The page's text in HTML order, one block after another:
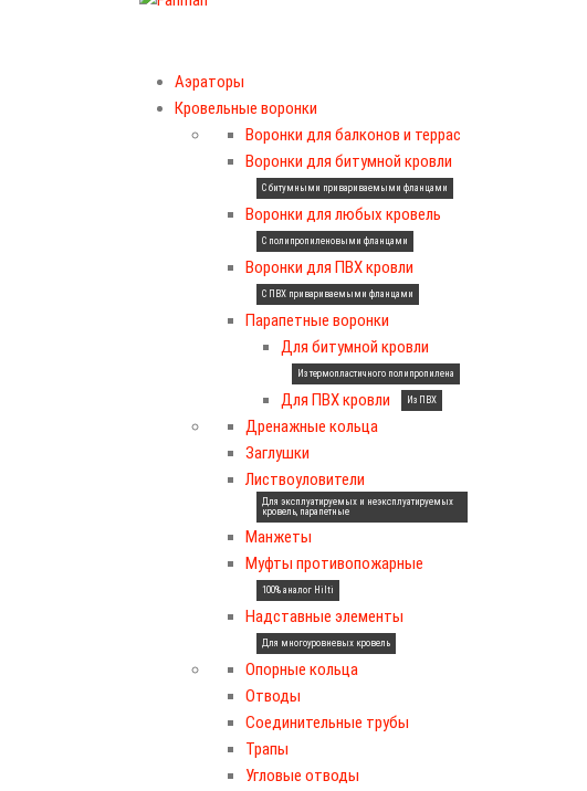
Аэраторы
Кровельные воронки
Воронки для балконов и террас
Воронки для битумной кровли
С битумными привариваемыми фланцами
Воронки для любых кровель
С полипропиленовыми фланцами
Воронки для ПВХ кровли
С ПВХ привариваемыми фланцами
Парапетные воронки
Для битумной кровли
Из термопластичного полипропилена
Для ПВХ кровли Из ПВХ
Дренажные кольца
Заглушки
Листвоуловители
Для эксплуатируемых и неэксплуатируемых
кровель, парапетные
Манжеты
Муфты противопожарные
100% аналог Hilti
Надставные элементы
Для многоуровневых кровель
Опорные кольца
Отводы
Соединительные трубы
Трапы
Угловые отводы